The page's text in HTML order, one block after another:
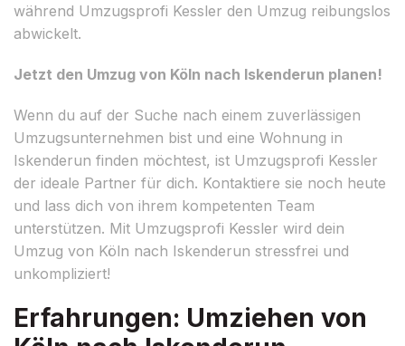
während Umzugsprofi Kessler den Umzug reibungslos
abwickelt.
Jetzt den Umzug von Köln nach Iskenderun planen!
Wenn du auf der Suche nach einem zuverlässigen
Umzugsunternehmen bist und eine Wohnung in
Iskenderun finden möchtest, ist Umzugsprofi Kessler
der ideale Partner für dich. Kontaktiere sie noch heute
und lass dich von ihrem kompetenten Team
unterstützen. Mit Umzugsprofi Kessler wird dein
Umzug von Köln nach Iskenderun stressfrei und
unkompliziert!
Erfahrungen: Umziehen von